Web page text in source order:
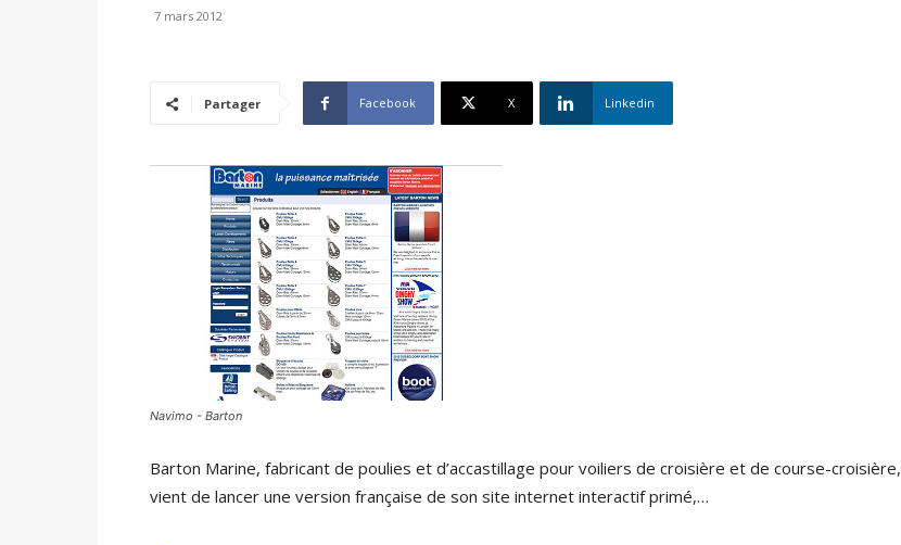
7 mars 2012
Partager Facebook X Linkedin
Navimo - Barton
Barton Marine, fabricant de poulies et d’accastillage pour voiliers de croisière et de course-croisière,
vient de lancer une version française de son site internet interactif primé,…